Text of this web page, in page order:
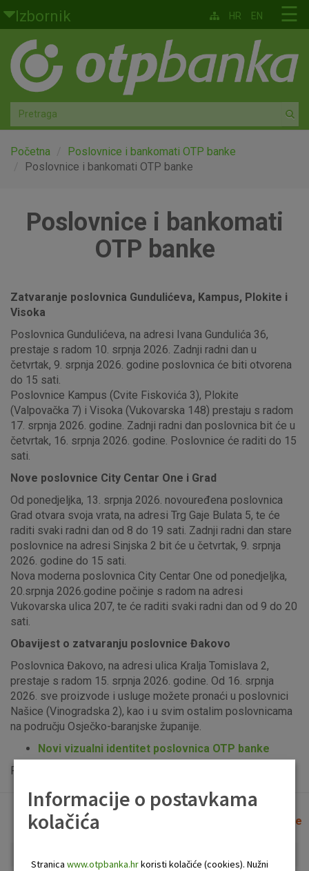
Skoči na glavni sadržaj
Izbornik
Građani
Privatno bankarstvo
Agro
Mala poduzeća i obrtnici
Globalna tržišta
☰
HR EN
Početna
Poslovnice i bankomati OTP banke
Poslovnice i bankomati OTP banke
Poslovnice i bankomati
OTP banke
Zatvaranje poslovnica Gundulićeva, Kampus, Plokite i
Visoka
Poslovnica Gundulićeva, na adresi Ivana Gundulića 36,
prestaje s radom 10. srpnja 2026. Zadnji radni dan u
četvrtak, 9. srpnja 2026. godine poslovnica će biti otvorena
do 15 sati.
Poslovnice Kampus (Cvite Fiskovića 3), Plokite
(Valpovačka 7) i Visoka (Vukovarska 148) prestaju s radom
17. srpnja 2026. godine. Zadnji radni dan poslovnica bit će u
četvrtak, 16. srpnja 2026. godine. Poslovnice će raditi do 15
sati.
Nove poslovnice City Centar One i Grad
Od ponedjeljka, 13. srpnja 2026. novouređena poslovnica
Grad otvara svoja vrata, na adresi Trg Gaje Bulata 5, te će
raditi svaki radni dan od 8 do 19 sati. Zadnji radni dan stare
poslovnice na adresi Sinjska 2 bit će u četvrtak, 9. srpnja
2026. godine do 15 sati.
Nova moderna poslovnica City Centar One od ponedjeljka,
20.srpnja 2026.godine počinje s radom na adresi
Vukovarska ulica 207, te će raditi svaki radni dan od 9 do 20
sati.
Obavijest o zatvaranju poslovnice Đakovo
Poslovnica Đakovo, na adresi ulica Kralja Tomislava 2,
prestaje s radom 15. srpnja 2026. godine. Od 16. srpnja
2026. sve proizvode i usluge možete pronaći u poslovnici
Našice (Vinogradska 2), kao i u svim ostalim poslovnicama
na području Osječko-baranjske županije.
Novi vizualni identitet poslovnica OTP banke
Popis uplatno-isplatnih bankomata možete vidjeti
Lista poslovnica i bankomata Očisti filtere
Informacije o postavkama
kolačića
Stranica www.otpbanka.hrkoristi kolačiće (cookies). Nužni